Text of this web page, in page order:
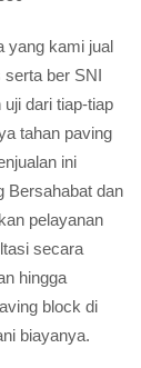
yang kami jual
serta ber SNI
dari tiap-tiap
tahan paving
ini
Bersahabat dan
pelayanan
secara
hingga
block di
biayanya.